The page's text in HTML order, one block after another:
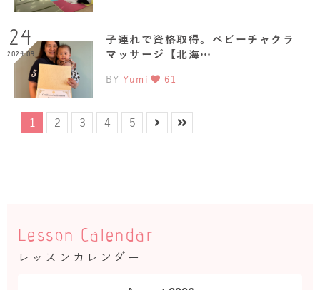
24
2024.09
子連れで資格取得。ベビーチャクラ
マッサージ【北海…
BY Yumi 61
1 2 3 4 5
Lesson Calendar
レッスンカレンダー